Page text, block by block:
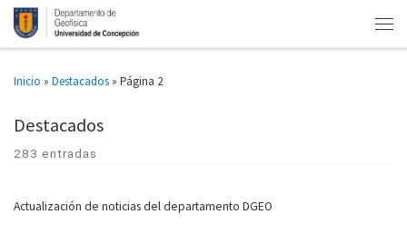
Inicio » Destacados » Página 2
Destacados
283 entradas
Actualización de noticias del departamento DGEO